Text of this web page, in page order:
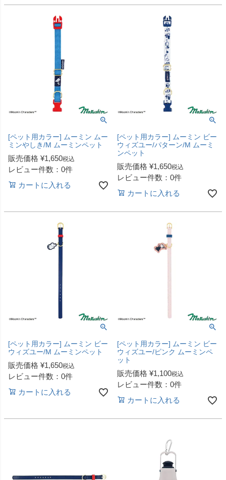
[ペット用カラー] ムーミン ムー
ミンやしき/M ムーミンペット
販売価格 ¥1,650税込
レビュー件数：0件
カートに入れる
[ペット用カラー] ムーミン ビー
ウィズユー/パターン/M ムーミ
ンペット
販売価格 ¥1,650税込
レビュー件数：0件
カートに入れる
[ペット用カラー] ムーミン ビー
ウィズユー/M ムーミンペット
販売価格 ¥1,650税込
レビュー件数：0件
カートに入れる
[ペット用カラー] ムーミン ビー
ウィズユー/ピンク ムーミンペ
ット
販売価格 ¥1,100税込
レビュー件数：0件
カートに入れる